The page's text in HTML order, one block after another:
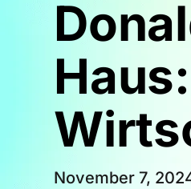
November 7,